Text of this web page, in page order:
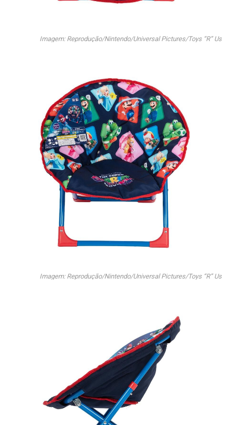
Imagem: Reprodução/Nintendo/Universal Pictures/Toys “R” Us
Imagem: Reprodução/Nintendo/Universal Pictures/Toys “R” Us